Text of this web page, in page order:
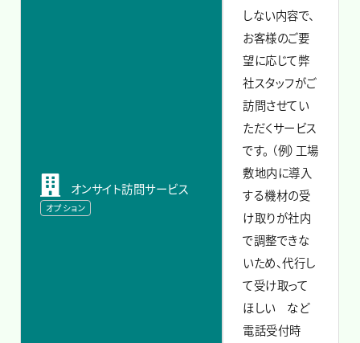
オンサイト訪問サービス
オプション
しない内容で、
お客様のご要
望に応じて弊
社スタッフがご
訪問させてい
ただくサービス
です。 （例）工場
敷地内に導入
する機材の受
け取りが社内
で調整できな
いため、代行し
て受け取って
ほしい など
電話受付時